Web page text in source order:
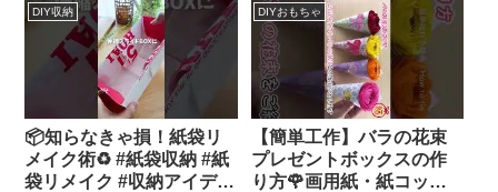
DIY収納
📦知らなきゃ損！紙袋リ
メイク術♻️ #紙袋収納 #紙
袋リメイク #収納アイデア
DIYおもちゃ
【簡単工作】バラの花束
プレゼントボックスの作
り方🌹画用紙・紙コッ